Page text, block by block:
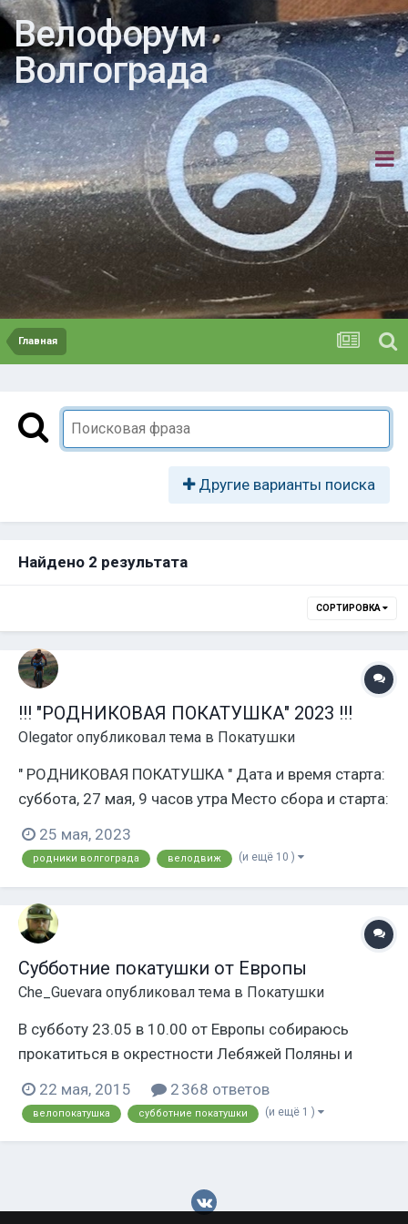
Велофорум
Волгограда
Главная
Другие варианты поиска
Найдено 2 результата
СОРТИРОВКА
!!! "РОДНИКОВАЯ ПОКАТУШКА" 2023 !!!
Olegator опубликовал тема в Покатушки
" РОДНИКОВАЯ ПОКАТУШКА " Дата и время старта:
суббота, 27 мая, 9 часов утра Место сбора и старта:
парковка у автоцентра по ул. Неждановой, д. 12
(точное место по ссылке:
https://yandex.ru/maps/-/CCUouPsK0B) Жители
районов могут присоединится к...
25 мая, 2023
родники волгограда велодвиж (и ещё 10 )
Субботние покатушки от Европы
Che_Guevara опубликовал тема в Покатушки
В субботу 23.05 в 10.00 от Европы собираюсь
прокатиться в окрестности Лебяжей Поляны и
22 мая, 2015 2 368 ответов
велопокатушка субботние покатушки (и ещё 1 )